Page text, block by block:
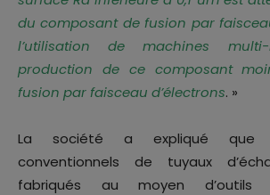
du composant de fusion par
l’utilisation de machines
production de ce composant
fusion par faisceau d’électrons. »
La société a expliqué que
conventionnels de tuyaux
fabriqués au moyen d’outils